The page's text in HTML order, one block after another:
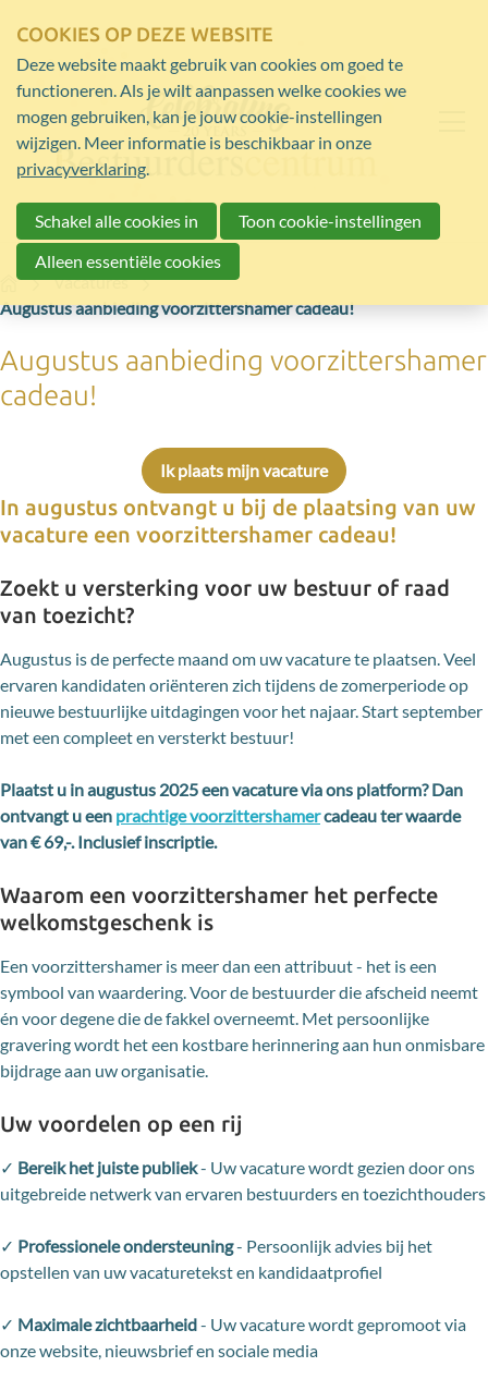
HomeVacatures
Augustus aanbieding voorzittershamer cadeau!
Augustus aanbieding voorzittershamer
cadeau!
In augustus ontvangt u bij de plaatsing van uw
vacature een voorzittershamer cadeau!
Zoekt u versterking voor uw bestuur of raad
van toezicht?
Augustus is de perfecte maand om uw vacature te plaatsen. Veel
ervaren kandidaten oriënteren zich tijdens de zomerperiode op
nieuwe bestuurlijke uitdagingen voor het najaar. Start september
met een compleet en versterkt bestuur!
Plaatst u in augustus 2025 een vacature via ons platform? Dan
ontvangt u een prachtige voorzittershamercadeau ter waarde
van € 69,-. Inclusief inscriptie.
Waarom een voorzittershamer het perfecte
welkomstgeschenk is
Een voorzittershamer is meer dan een attribuut - het is een
symbool van waardering. Voor de bestuurder die afscheid neemt
én voor degene die de fakkel overneemt. Met persoonlijke
gravering wordt het een kostbare herinnering aan hun onmisbare
bijdrage aan uw organisatie.
Uw voordelen op een rij
✓ Bereik het juiste publiek- Uw vacature wordt gezien door ons
uitgebreide netwerk van ervaren bestuurders en toezichthouders
✓ Professionele ondersteuning- Persoonlijk advies bij het
opstellen van uw vacaturetekst en kandidaatprofiel
✓ Maximale zichtbaarheid- Uw vacature wordt gepromoot via
onze website, nieuwsbrief en sociale media
Ik plaats mijn vacature
COOKIES OP DEZE WEBSITE
Deze website maakt gebruik van cookies om goed te
functioneren. Als je wilt aanpassen welke cookies we
mogen gebruiken, kan je jouw cookie-instellingen
wijzigen. Meer informatie is beschikbaar in onze
privacyverklaring.
Schakel alle cookies in
Toon cookie-instellingen
Alleen essentiële cookies